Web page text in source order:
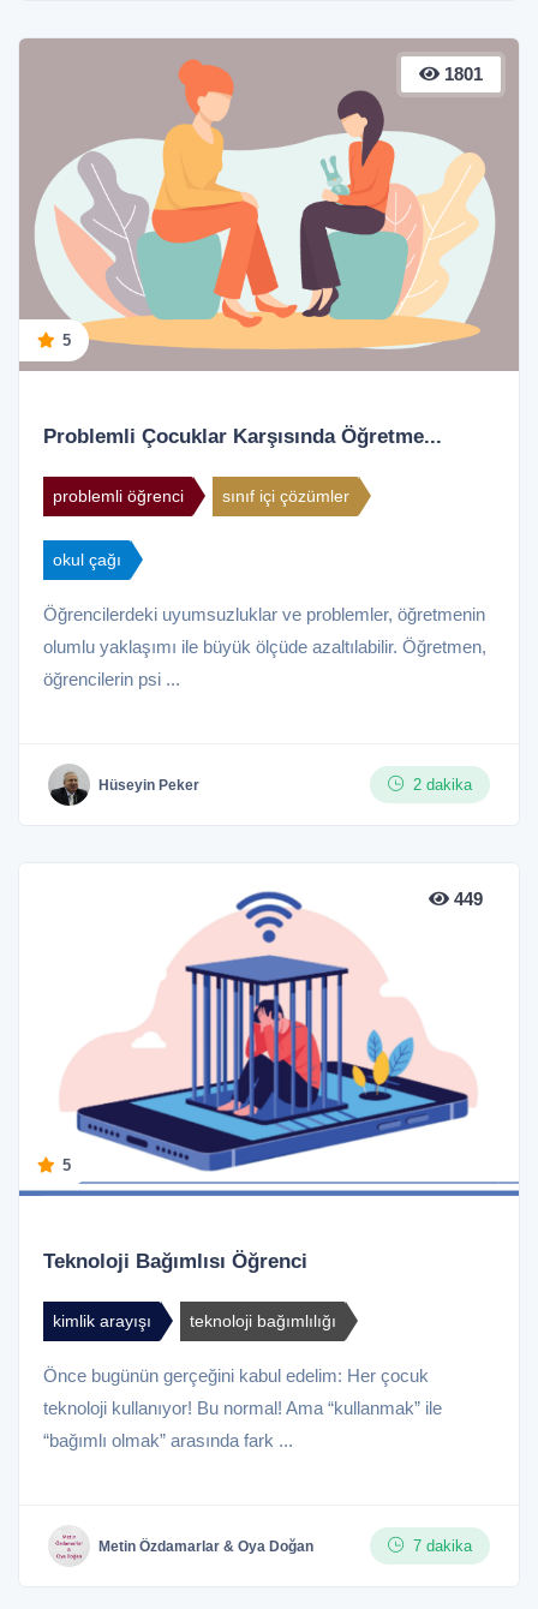
1801
5
Problemli Çocuklar Karşısında Öğretme...
problemli öğrenci sınıf içi çözümler
okul çağı
Öğrencilerdeki uyumsuzluklar ve problemler, öğretmenin
olumlu yaklaşımı ile büyük ölçüde azaltılabilir. Öğretmen,
öğrencilerin psi ...
Hüseyin Peker 2 dakika
449
5
Teknoloji Bağımlısı Öğrenci
kimlik arayışı teknoloji bağımlılığı
Önce bugünün gerçeğini kabul edelim: Her çocuk
teknoloji kullanıyor! Bu normal! Ama “kullanmak” ile
“bağımlı olmak” arasında fark ...
Metin Özdamarlar & Oya Doğan 7 dakika